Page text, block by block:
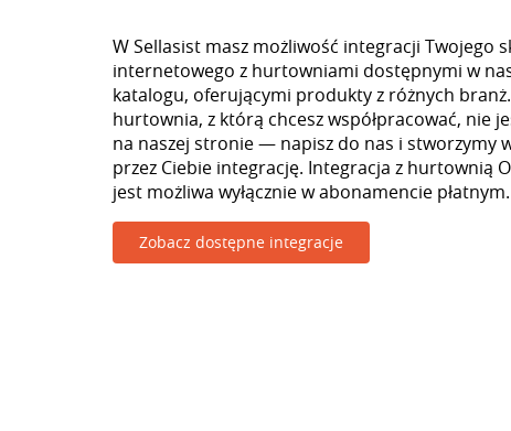
W Sellasist masz możliwość integracji Twojego
internetowego z hurtowniami dostępnymi w
katalogu, oferującymi produkty z różnych branż.
hurtownia, z którą chcesz współpracować, nie
na naszej stronie — napisz do nas i stworzymy
przez Ciebie integrację. Integracja z hurtownią
jest możliwa wyłącznie w abonamencie płatnym.
Zobacz dostępne integracje